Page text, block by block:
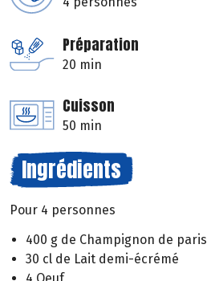
Préparation
20 min
Cuisson
50 min
Ingrédients
Pour 4 personnes
400 g de Champignon de paris
30 cl de Lait demi-écrémé
4 Oeuf